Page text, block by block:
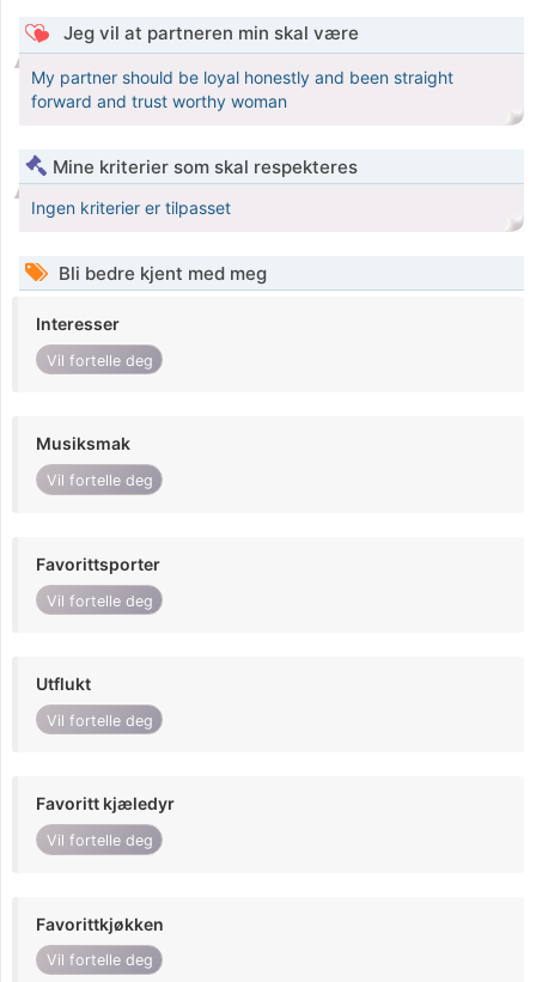
Jeg vil at partneren min skal være
My partner should be loyal honestly and been straight
forward and trust worthy woman
Mine kriterier som skal respekteres
Ingen kriterier er tilpasset
Bli bedre kjent med meg
Interesser
Vil fortelle deg
Musiksmak
Vil fortelle deg
Favorittsporter
Vil fortelle deg
Utflukt
Vil fortelle deg
Favoritt kjæledyr
Vil fortelle deg
Favorittkjøkken
Vil fortelle deg